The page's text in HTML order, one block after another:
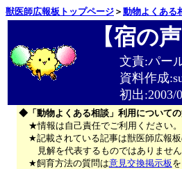
獣医師広報板トップページ ＞ 動物よくある
【宿の
文責:パー
資料作成
初出:2003/
◆「動物よくある相談」利用について
★情報は自己責任でご利用ください。
★記載されている記事は獣医師広報
見解を代表するものではありません
★飼育方法の質問は意見交換掲示板